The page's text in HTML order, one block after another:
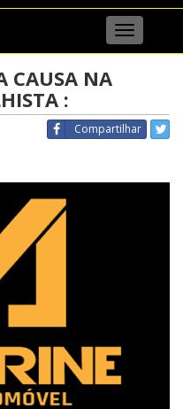
Menu
CAUSA NA
:
Compartilhar